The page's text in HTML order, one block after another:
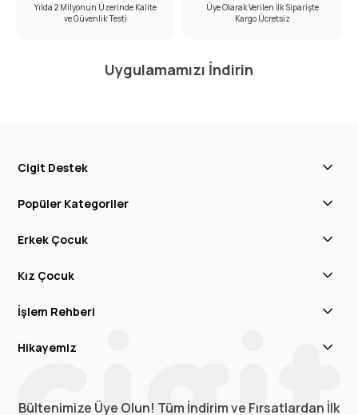
Yılda 2 Milyonun Üzerinde Kalite
ve Güvenlik Testi
Üye Olarak Verilen İlk Siparişte
Kargo Ücretsiz
Uygulamamızı İndirin
Cigit Destek
Popüler Kategoriler
Erkek Çocuk
Kız Çocuk
İşlem Rehberi
Hikayemiz
Bültenimize Üye Olun! Tüm İndirim ve Fırsatlardan İlk